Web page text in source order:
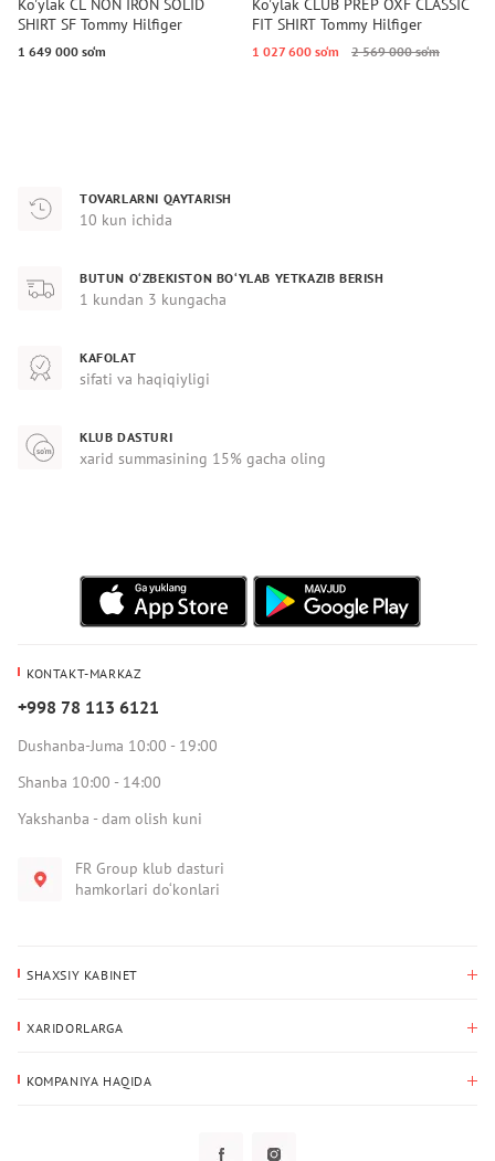
Ko'ylak CL NON IRON SOLID
SHIRT SF Tommy Hilfiger
1 649 000 so‘m
Ko'ylak CLUB PREP OXF CLASSIC
FIT SHIRT Tommy Hilfiger
1 027 600 so‘m 2 569 000 so‘m
TOVARLARNI QAYTARISH
10 kun ichida
BUTUN O‘ZBEKISTON BO‘YLAB YETKAZIB BERISH
1 kundan 3 kungacha
KAFOLAT
sifati va haqiqiyligi
KLUB DASTURI
xarid summasining 15% gacha oling
KONTAKT-MARKAZ
+998 78 113 6121
Dushanba-Juma 10:00 - 19:00
Shanba 10:00 - 14:00
Yakshanba - dam olish kuni
FR Group klub dasturi
hamkorlari do‘konlari
SHAXSIY KABINET
Yetkazib berish manzili
XARIDORLARGA
KOMPANIYA HAQIDA